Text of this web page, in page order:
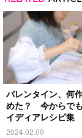
バレンタイン、何
めた？ 今からで
イディアレシピ集
2024.02.09